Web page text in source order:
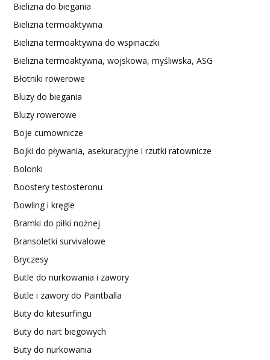
Bielizna do biegania
Bielizna termoaktywna
Bielizna termoaktywna do wspinaczki
Bielizna termoaktywna, wojskowa, myśliwska, ASG
Błotniki rowerowe
Bluzy do biegania
Bluzy rowerowe
Boje cumownicze
Bojki do pływania, asekuracyjne i rzutki ratownicze
Bolonki
Boostery testosteronu
Bowling i kręgle
Bramki do piłki nożnej
Bransoletki survivalowe
Bryczesy
Butle do nurkowania i zawory
Butle i zawory do Paintballa
Buty do kitesurfingu
Buty do nart biegowych
Buty do nurkowania